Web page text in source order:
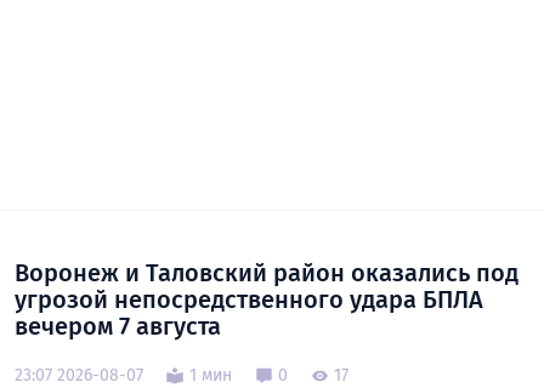
Воронеж и Таловский район оказались под
угрозой непосредственного удара БПЛА
вечером 7 августа
23:07 2026-08-07 1 мин 0 17